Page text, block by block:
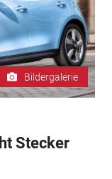
Bildergalerie
Stecker